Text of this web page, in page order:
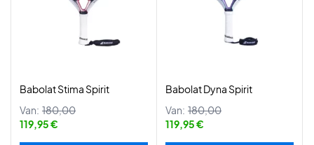
Babolat Stima Spirit
Van: 180,00
119,95 €
Babolat Dyna Spirit
Van: 180,00
119,95 €